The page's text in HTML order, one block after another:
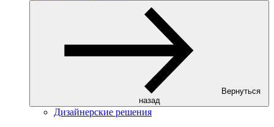
Вернуться
назад
Дизайнерские решения